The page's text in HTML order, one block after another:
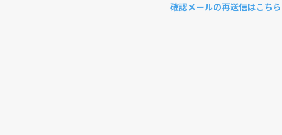
確認メールの再送信はこちら